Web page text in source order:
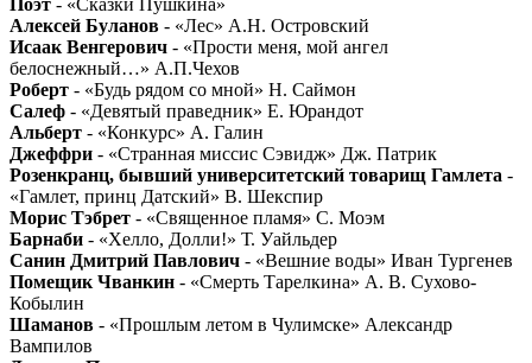
Алексей Буланов - «Лес» А.Н. Островский
Исаак Венгерович - «Прости меня, мой ангел
белоснежный…» А.П.Чехов
Роберт - «Будь рядом со мной» Н. Саймон
Салеф - «Девятый праведник» Е. Юрандот
Альберт - «Конкурс» А. Галин
Джеффри - «Странная миссис Сэвидж» Дж. Патрик
Розенкранц, бывший университетский товарищ Гамлета -
«Гамлет, принц Датский» В. Шекспир
Морис Тэбрет - «Священное пламя» С. Моэм
Барнаби - «Хелло, Долли!» Т. Уайльдер
Санин Дмитрий Павлович - «Вешние воды» Иван Тургенев
Помещик Чванкин - «Смерть Тарелкина» А. В. Сухово-
Кобылин
Шаманов - «Прошлым летом в Чулимске» Александр
Вампилов